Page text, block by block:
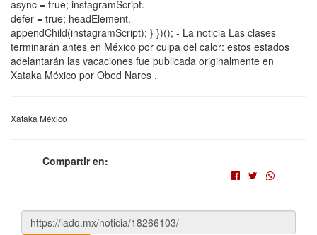
async = true; instagramScript.
defer = true; headElement.
appendChild(instagramScript); } })(); - La noticia Las clases
terminarán antes en México por culpa del calor: estos estados
adelantarán las vacaciones fue publicada originalmente en
Xataka México por Obed Nares .
Xataka México
Compartir en: